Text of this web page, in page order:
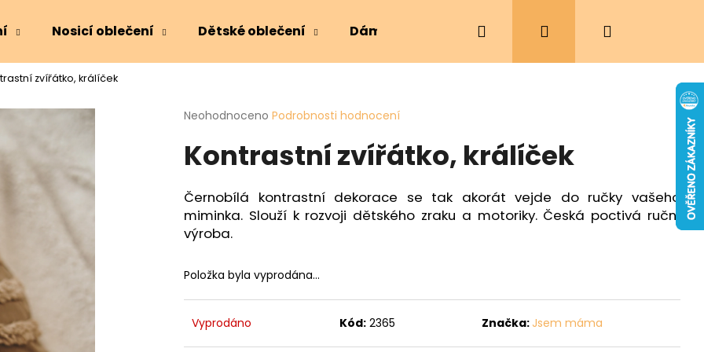
Nosicí oblečení Dětské oblečení Dámské oblečení Ergonomická nosítka
Hledat PřihlášeníNákupní
zvířátko, králíček
Průměrné
produktu
je
z
5
hvězdiček.
Neohodnoceno Podrobnosti hodnocení
Kontrastní zvířátko, králíček
Černobílá kontrastní dekorace se tak akorát vejde do ručky vašeho
miminka. Slouží k rozvoji dětského zraku a motoriky. Česká poctivá ruční
výroba.
Položka byla vyprodána…
Vyprodáno Kód: 2365 Značka: Jsem máma
Co potřebujete najít?
HLEDAT
Doporučujeme